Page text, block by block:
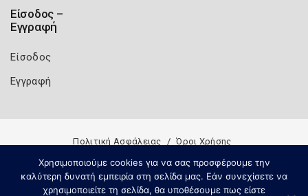
Είσοδος –
Εγγραφή
Είσοδος
Εγγραφή
Πολιτική Ασφάλειας Όροι Χρήσης
Χρησιμοποιούμε cookies για να σας προσφέρουμε την
καλύτερη δυνατή εμπειρία στη σελίδα μας. Εάν συνεχίσετε να
χρησιμοποιείτε τη σελίδα, θα υποθέσουμε πως είστε
Copyright 2026 Knowledge A.E.